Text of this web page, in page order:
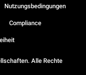
Alle Rechte
Nutzungsbedingungen
Compliance